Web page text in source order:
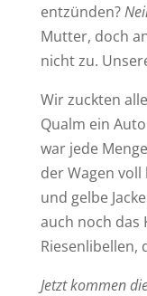
entzünden?
Mutter, doch
nicht zu.
Wir zuckten
Qualm ein
war jede
der Wagen
und gelbe
auch noch das
Riesenlibellen,
Jetzt kommen